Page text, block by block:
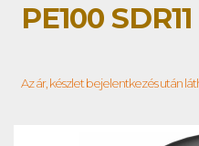
PE100 SDR11
Az ár, készlet bejelentkezés után